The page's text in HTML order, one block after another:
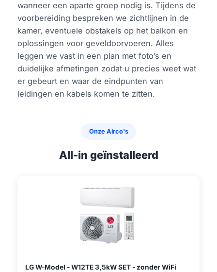
wanneer een aparte groep nodig is. Tijdens de
voorbereiding bespreken we zichtlijnen in de
kamer, eventuele obstakels op het balkon en
oplossingen voor geveldoorvoeren. Alles
leggen we vast in een plan met foto’s en
duidelijke afmetingen zodat u precies weet wat
er gebeurt en waar de eindpunten van
leidingen en kabels komen te zitten.
Onze Airco's
All-in geïnstalleerd
LG W-Model - W12TE 3,5kW SET - zonder WiFi